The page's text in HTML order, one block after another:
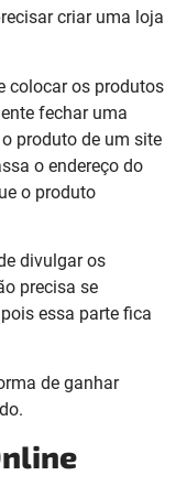
criar uma loja
colocar os produtos
fechar uma
produto de um site
o endereço do
o produto
divulgar os
precisa se
essa parte fica
de ganhar